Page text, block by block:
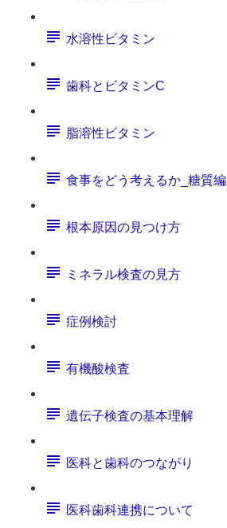
水溶性ビタミン
歯科とビタミンC
脂溶性ビタミン
食事をどう考えるか_糖質編
根本原因の見つけ方
ミネラル検査の見方
症例検討
有機酸検査
遺伝子検査の基本理解
医科と歯科のつながり
医科歯科連携について